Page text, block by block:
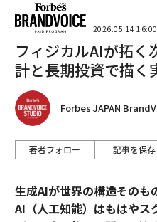
2026.05.14 16:00
フィジカルAIが拓く
計と長期投資で描く
Forbes JAPAN
著者フォロー 記事を保存
生成AIが世界の構造そのも
AI（人工知能）はもはやス